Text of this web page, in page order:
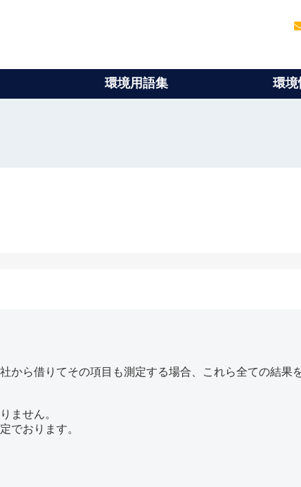
環境用語集 環境
から借りてその項目も測定する場合、これら全ての結果
ません。
でおります。